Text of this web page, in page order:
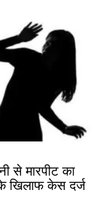
से मारपीट का
खिलाफ केस दर्ज